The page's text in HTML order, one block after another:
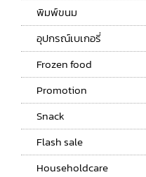
พิมพ์ขนม
อุปกรณ์เบเกอรี่
Frozen food
Promotion
Snack
Flash sale
Householdcare